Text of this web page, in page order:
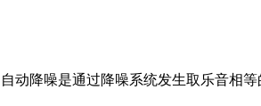
降噪是通过降噪系统发生取乐音相等